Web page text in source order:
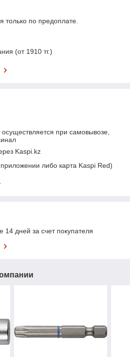
только по предоплате.
(от 1910 тг.)
при самовывозе,
Kaspi.kz
либо карта Kaspi Red)
14 дней за счет покупателя